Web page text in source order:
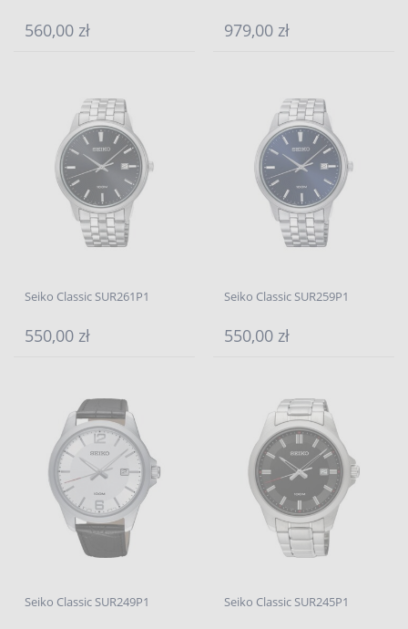
560,00 zł 979,00 zł
Seiko Classic SUR261P1
550,00 zł
Seiko Classic SUR259P1
550,00 zł
Seiko Classic SUR249P1 Seiko Classic SUR245P1